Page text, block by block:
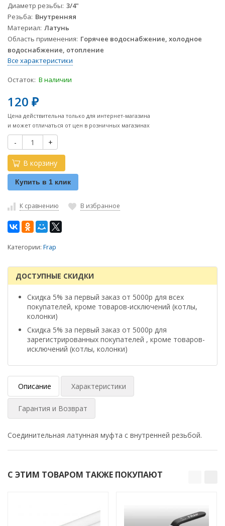
Диаметр резьбы 3/4"
Резьба Внутренняя
Материал Латунь
Область применения Горячее водоснабжение, холодное
водоснабжение, отопление
Все характеристики
Остаток: В наличии
120 ₽
Цена действительна только для интернет-магазина
и может отличаться от цен в розничных магазинах
- +
В корзину
Купить в 1 клик
К сравнению В избранное
Категории: Frap
ДОСТУПНЫЕ СКИДКИ
Скидка 5% за первый заказ от 5000р для всех
покупателей, кроме товаров-исключений (котлы,
колонки)
Скидка 5% за первый заказ от 5000р для
зарегистрированных покупателей , кроме товаров-
исключений (котлы, колонки)
Описание Характеристики
Гарантия и Возврат
Соединительная латунная муфта с внутренней резьбой.
С ЭТИМ ТОВАРОМ ТАКЖЕ ПОКУПАЮТ